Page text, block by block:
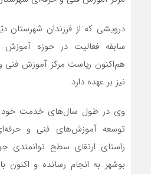
سابقه فعالیت در حوزه
هم‌اکنون ریاست مرکز آموزش فنی
نیز بر عهده دارد.
وی در طول سال‌های خدمت خود
توسعه آموزش‌های فنی و
راستای ارتقای سطح توانمندی
بوشهر به انجام رسانده و